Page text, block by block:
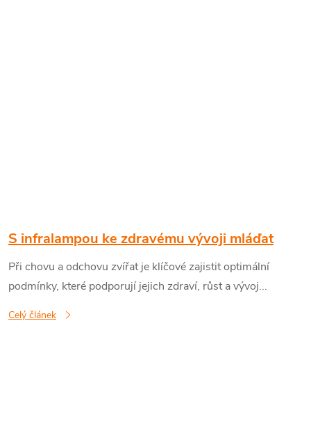
S infralampou ke zdravému vývoji mláďat
Při chovu a odchovu zvířat je klíčové zajistit optimální
podmínky, které podporují jejich zdraví, růst a vývoj...
Celý článek